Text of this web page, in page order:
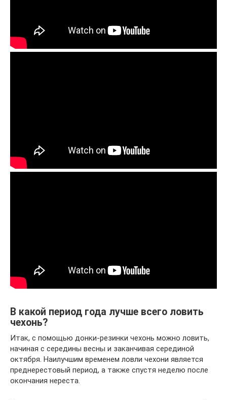
В какой период года лучше всего ловить
чехонь?
Итак, с помощью донки-резинки чехонь можно ловить,
начиная с середины весны и заканчивая серединой
октября. Наилучшим временем ловли чехони является
преднерестовый период, а также спустя неделю после
окончания нереста.